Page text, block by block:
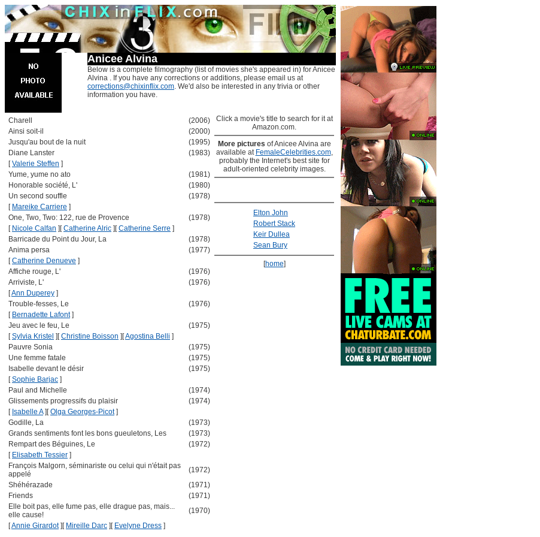
Anicee Alvina
Below is a complete filmography (list of movies she's appeared in) for Anicee
Alvina . If you have any corrections or additions, please email us at
corrections@chixinflix.com. We'd also be interested in any trivia or other
information you have.
Charell
(2006)
Ainsi soit-il
(2000)
Jusqu'au bout de la nuit
(1995)
Diane Lanster
(1983)
[Valerie Steffen ]
Yume, yume no ato
(1981)
Honorable société, L'
(1980)
Un second souffle
(1978)
[ Mareike Carriere ]
One, Two, Two: 122, rue de Provence
(1978)
[ Nicole Calfan ] [Catherine Alric ] [Catherine Serre ]
Barricade du Point du Jour, La
(1978)
Anima persa
(1977)
[Catherine Denueve ]
Affiche rouge, L'
(1976)
Arriviste, L'
(1976)
[Ann Duperey ]
Trouble-fesses, Le
(1976)
[ Bernadette Lafont]
Jeu avec le feu, Le
(1975)
[Sylvia Kristel ] [Christine Boisson ] [Agostina Belli ]
Pauvre Sonia
(1975)
Une femme fatale
(1975)
Isabelle devant le désir
(1975)
[Sophie Barjac ]
Paul and Michelle
(1974)
Glissements progressifs du plaisir
(1974)
[ Isabelle A] [Olga Georges-Picot]
Godille, La
(1973)
Grands sentiments font les bons gueuletons, Les
(1973)
Rempart des Béguines, Le
(1972)
[ Elisabeth Tessier ]
François Malgorn, séminariste ou celui qui n'était pas
appelé
(1972)
Shéhérazade
(1971)
Friends
(1971)
Elle boit pas, elle fume pas, elle drague pas, mais...
elle cause!
(1970)
[Annie Girardot] [ Mireille Darc ] [ Evelyne Dress ]
Click a movie's title to search for it at
Amazon.com.
More pictures of Anicee Alvina are
available at FemaleCelebrities.com,
probably the Internet's best site for
adult-oriented celebrity images.
Elton John
Robert Stack
Keir Dullea
Sean Bury
[home]